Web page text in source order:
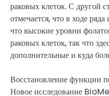
раковых клеток. С другой
отмечается, что в ходе
что высокие уровни
раковых клеток, так что
дополнительные и куда
Восстановление функции
Новое исследование